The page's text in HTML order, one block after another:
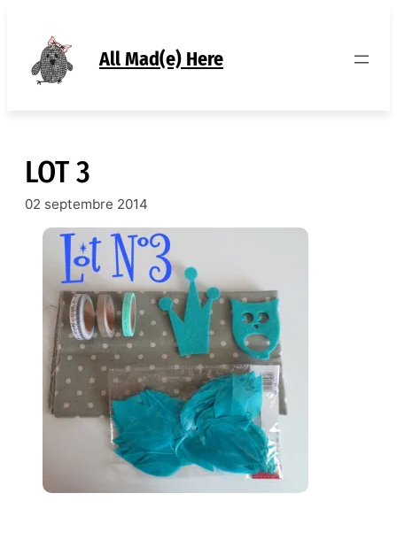
contenu
All Mad(e) Here
LOT 3
02 septembre 2014